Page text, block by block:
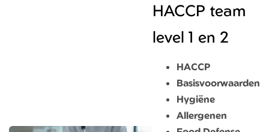
HACCP team
level 1 en 2
HACCP
Basisvoorwaarden
Hygiëne
Allergenen